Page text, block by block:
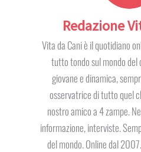
Redazione
Vita da Cani è il quotidiano
tutto tondo sul mondo del
giovane e dinamica,
osservatrice di tutto quel
nostro amico a 4 zampe.
informazione, interviste.
del mondo. Online dal